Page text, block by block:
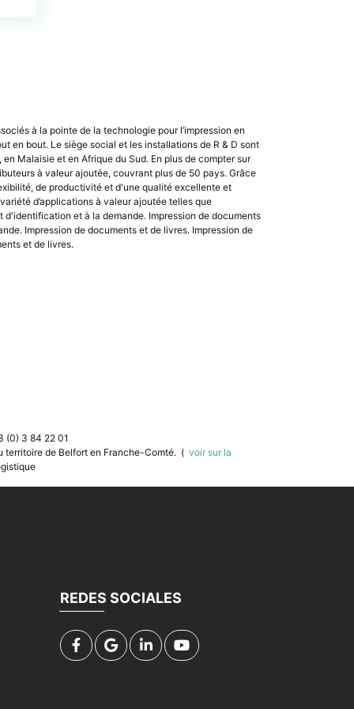
à la pointe de la technologie pour l’impression en
en bout. Le siège social et les installations de R & D sont
Malaisie et en Afrique du Sud. En plus de compter sur
à valeur ajoutée, couvrant plus de 50 pays. Grâce
de productivité et d'une qualité excellente et
d’applications à valeur ajoutée telles que
d'identification et à la demande. Impression de documents
Impression de documents et de livres. Impression de
et de livres.
(0) 3 84 22 01
territoire de Belfort en Franche-Comté. ( voir sur la
REDES SOCIALES